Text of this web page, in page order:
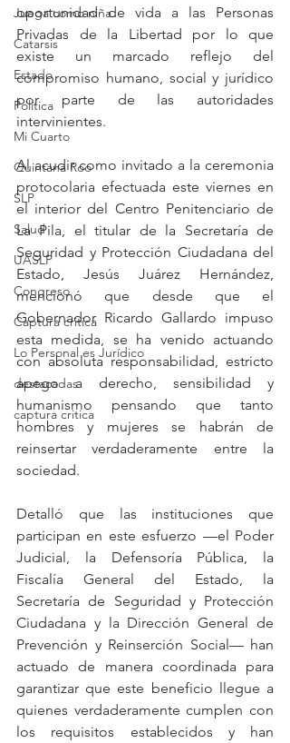
Juega como niña
Catarsis
Estado
Política
Mi Cuarto
Quintana Roo
SLP
Salud
UASLP
Congreso
Captura critica
Lo Personal es Jurídico
destacadas
captura critica
oportunidad de vida a las Personas
Privadas de la Libertad por lo que
existe un marcado reflejo del
compromiso humano, social y jurídico
por parte de las autoridades
intervinientes.
Al acudir como invitado a la ceremonia
protocolaria efectuada este viernes en
el interior del Centro Penitenciario de
La Pila, el titular de la Secretaría de
Seguridad y Protección Ciudadana del
Estado, Jesús Juárez Hernández,
mencionó que desde que el
Gobernador Ricardo Gallardo impuso
esta medida, se ha venido actuando
con absoluta responsabilidad, estricto
apego a derecho, sensibilidad y
humanismo pensando que tanto
hombres y mujeres se habrán de
reinsertar verdaderamente entre la
sociedad.
Detalló que las instituciones que
participan en este esfuerzo —el Poder
Judicial, la Defensoría Pública, la
Fiscalía General del Estado, la
Secretaría de Seguridad y Protección
Ciudadana y la Dirección General de
Prevención y Reinserción Social— han
actuado de manera coordinada para
garantizar que este beneficio llegue a
quienes verdaderamente cumplen con
los requisitos establecidos y han